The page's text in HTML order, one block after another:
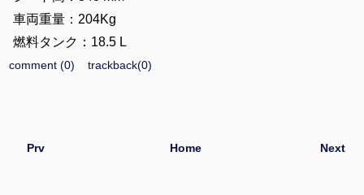
車両重量：204Kg
燃料タンク：18.5 L
comment (0) trackback(0)
Prv Next
Home